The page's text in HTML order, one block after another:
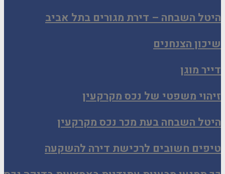
היטל השבחה – דירת מגורים בתל אביב
שיכון הצנחנים
דייר מוגן
זיהוי משפטי של נכס מקרקעין
היטל השבחה בעת מכר נכס מקרקעין
טיפים חשובים לרכישת דירה להשקעה